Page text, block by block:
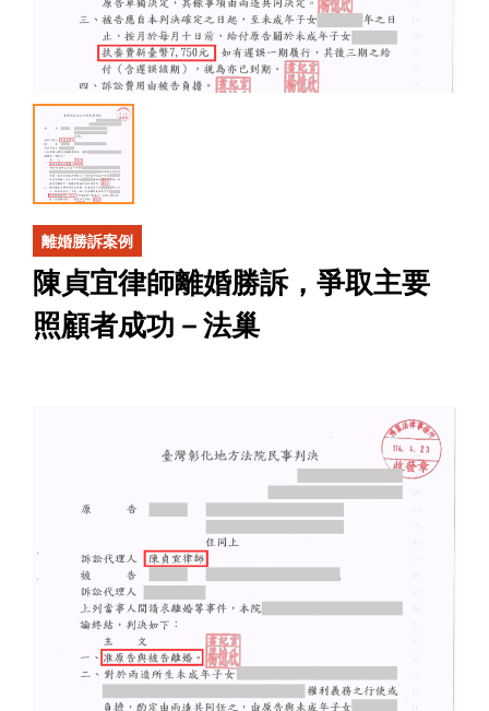
離婚勝訴案例
陳貞宜律師離婚勝訴，爭取主要
照顧者成功－法巢